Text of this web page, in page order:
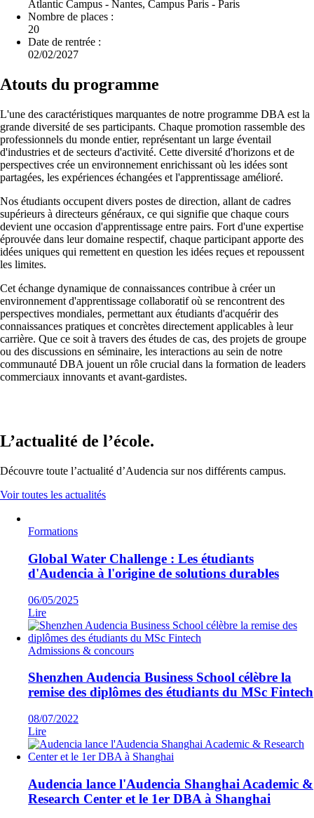
Atlantic Campus - Nantes, Campus Paris - Paris
Nombre de places :
20
Date de rentrée :
02/02/2027
Atouts du programme
L'une des caractéristiques marquantes de notre programme DBA est la
grande diversité de ses participants. Chaque promotion rassemble des
professionnels du monde entier, représentant un large éventail
d'industries et de secteurs d'activité. Cette diversité d'horizons et de
perspectives crée un environnement enrichissant où les idées sont
partagées, les expériences échangées et l'apprentissage amélioré.
Nos étudiants occupent divers postes de direction, allant de cadres
supérieurs à directeurs généraux, ce qui signifie que chaque cours
devient une occasion d'apprentissage entre pairs. Fort d'une expertise
éprouvée dans leur domaine respectif, chaque participant apporte des
idées uniques qui remettent en question les idées reçues et repoussent
les limites.
Cet échange dynamique de connaissances contribue à créer un
environnement d'apprentissage collaboratif où se rencontrent des
perspectives mondiales, permettant aux étudiants d'acquérir des
connaissances pratiques et concrètes directement applicables à leur
carrière. Que ce soit à travers des études de cas, des projets de groupe
ou des discussions en séminaire, les interactions au sein de notre
communauté DBA jouent un rôle crucial dans la formation de leaders
commerciaux innovants et avant-gardistes.
L’actualité de l’école.
Découvre toute l’actualité d’Audencia sur nos différents campus.
Voir toutes les actualités
Formations
Global Water Challenge : Les étudiants
d'Audencia à l'origine de solutions durables
06/05/2025
Lire
Admissions & concours
Shenzhen Audencia Business School célèbre la
remise des diplômes des étudiants du MSc Fintech
08/07/2022
Lire
Audencia lance l'Audencia Shanghai Academic &
Research Center et le 1er DBA à Shanghai